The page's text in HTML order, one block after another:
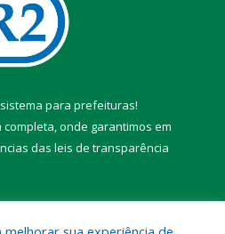
sistema para prefeituras!
completa, onde garantimos em
das leis de transparência